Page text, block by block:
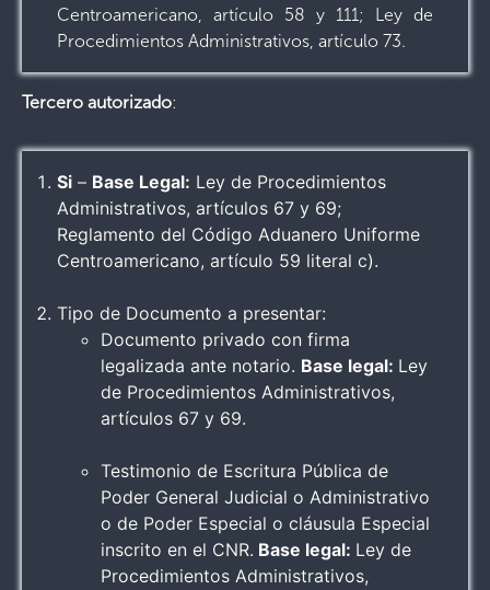
Centroamericano, artículo 58 y 111; Ley de
Procedimientos Administrativos, artículo 73.
Tercero autorizado:
Si – Base Legal: Ley de Procedimientos
Administrativos, artículos 67 y 69;
Reglamento del Código Aduanero Uniforme
Centroamericano, artículo 59 literal c).
Tipo de Documento a presentar:
Documento privado con firma
legalizada ante notario. Base legal: Ley
de Procedimientos Administrativos,
artículos 67 y 69.
Testimonio de Escritura Pública de
Poder General Judicial o Administrativo
o de Poder Especial o cláusula Especial
inscrito en el CNR. Base legal: Ley de
Procedimientos Administrativos,